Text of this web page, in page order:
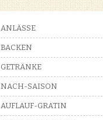
ANLÄSSE
BACKEN
GETRÄNKE
NACH-SAISON
AUFLAUF-GRATIN